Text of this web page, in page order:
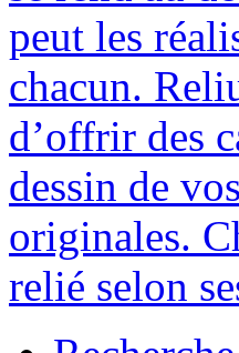
peut les
chacun.
d’offrir des
dessin de
originales.
relié selon